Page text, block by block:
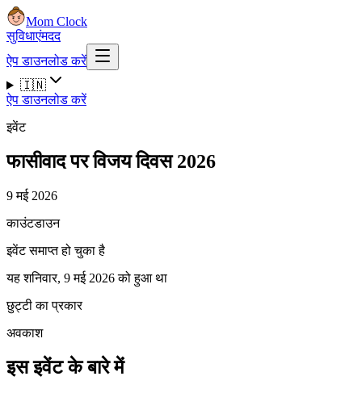
Mom Clock
सुविधाएंमदद
ऐप डाउनलोड करें
🇮🇳
ऐप डाउनलोड करें
इवेंट
फासीवाद पर विजय दिवस 2026
9 मई 2026
काउंटडाउन
इवेंट समाप्त हो चुका है
यह शनिवार, 9 मई 2026 को हुआ था
छुट्टी का प्रकार
अवकाश
इस इवेंट के बारे में